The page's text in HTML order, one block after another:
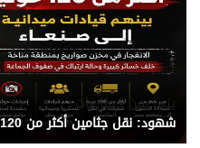
يني يمن - متابعات
شهود: نقل جثامين أكثر من 120 حوثيًا بينهم قيادات إلى صنعاء